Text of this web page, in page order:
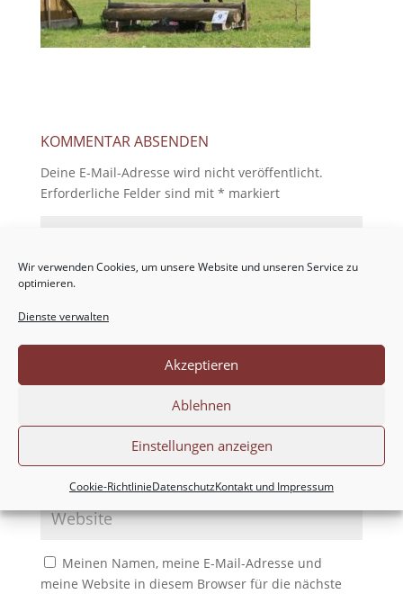
Wir verwenden Cookies, um unsere Website und unseren Service zu
optimieren.
Dienste verwalten
Akzeptieren
Ablehnen
Einstellungen anzeigen
Cookie-RichtlinieDatenschutzKontakt und Impressum
KOMMENTAR ABSENDEN
Deine E-Mail-Adresse wird nicht veröffentlicht.
Erforderliche Felder sind mit * markiert
Meinen Namen, meine E-Mail-Adresse und
meine Website in diesem Browser für die nächste